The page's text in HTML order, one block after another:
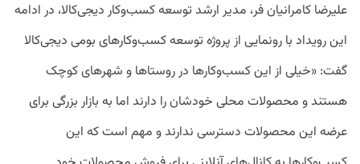
علیرضا کامرانیان فر، مدیر ارشد توسعه کسب‌وکار دیجی‌کالا، در ادامه
این رویداد با رونمایی از پروژه توسعه کسب‌وکارهای بومی دیجی‌کالا
گفت: «خیلی از این کسب‌وکارها در روستاها و شهرهای کوچک
هستند و محصولات محلی خودشان را دارند اما به بازار بزرگی برای
عرضه این محصولات دسترسی ندارند و مهم است که این